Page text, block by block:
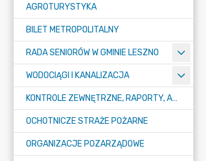
AGROTURYSTYKA
BILET METROPOLITALNY
RADA SENIORÓW W GMINIE LESZNO
WODOCIĄGI I KANALIZACJA
KONTROLE ZEWNĘTRZNE, RAPORTY, ANALIZY
OCHOTNICZE STRAŻE POŻARNE
ORGANIZACJE POZARZĄDOWE